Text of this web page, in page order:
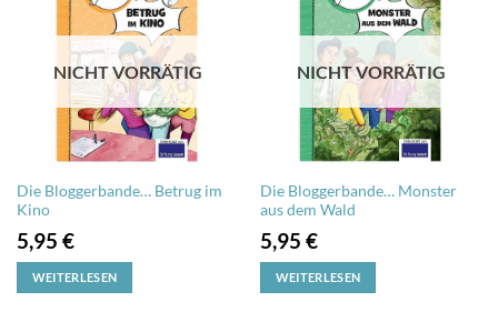
NICHT VORRÄTIG
Die Bloggerbande… Betrug im
Kino
5,95 €
WEITERLESEN
NICHT VORRÄTIG
Die Bloggerbande… Monster
aus dem Wald
5,95 €
WEITERLESEN